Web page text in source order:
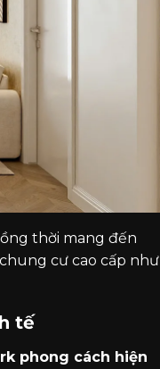
thời mang đến
cư cao cấp như
tế
phong cách hiện